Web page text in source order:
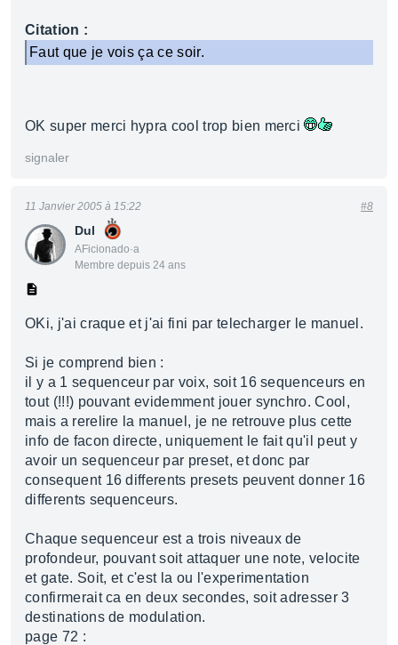
Citation :
Faut que je vois ça ce soir.
OK super merci hypra cool trop bien merci
signaler
Dul
AFicionado·a
Membre depuis 24 ans
11 Janvier 2005 à 15:22 #8
OKi, j'ai craque et j'ai fini par telecharger le manuel.
Si je comprend bien :
il y a 1 sequenceur par voix, soit 16 sequenceurs en
tout (!!!) pouvant evidemment jouer synchro. Cool,
mais a rerelire la manuel, je ne retrouve plus cette
info de facon directe, uniquement le fait qu'il peut y
avoir un sequenceur par preset, et donc par
consequent 16 differents presets peuvent donner 16
differents sequenceurs.
Chaque sequenceur est a trois niveaux de
profondeur, pouvant soit attaquer une note, velocite
et gate. Soit, et c'est la ou l'experimentation
confirmerait ca en deux secondes, soit adresser 3
destinations de modulation.
page 72 :